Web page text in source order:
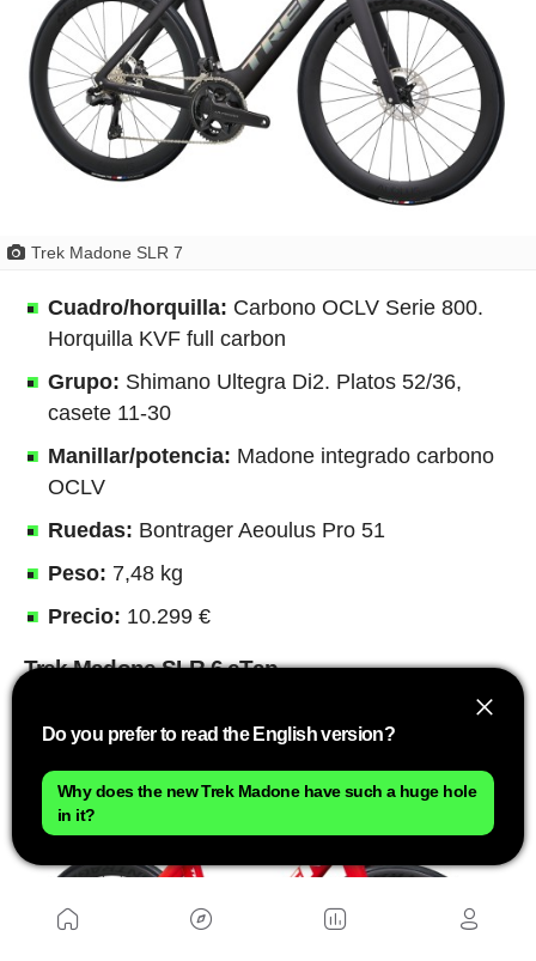
Trek Madone SLR 7
Cuadro/horquilla: Carbono OCLV Serie 800.
Horquilla KVF full carbon
Grupo: Shimano Ultegra Di2. Platos 52/36,
casete 11-30
Manillar/potencia: Madone integrado carbono
OCLV
Ruedas: Bontrager Aeoulus Pro 51
Peso: 7,48 kg
Precio: 10.299 €
Trek Madone SLR 6 eTap
Do you prefer to read the English version?
Why does the new Trek Madone have such a huge hole
in it?